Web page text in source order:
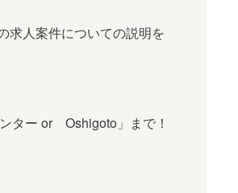
人案件についての説明を
ター or Oshigoto」まで！